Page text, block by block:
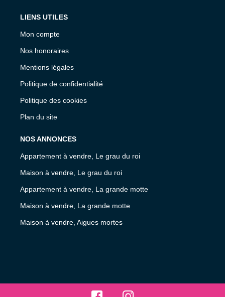
LIENS UTILES
Mon compte
Nos honoraires
Mentions légales
Politique de confidentialité
Politique des cookies
Plan du site
NOS ANNONCES
Appartement à vendre, Le grau du roi
Maison à vendre, Le grau du roi
Appartement à vendre, La grande motte
Maison à vendre, La grande motte
Maison à vendre, Aigues mortes